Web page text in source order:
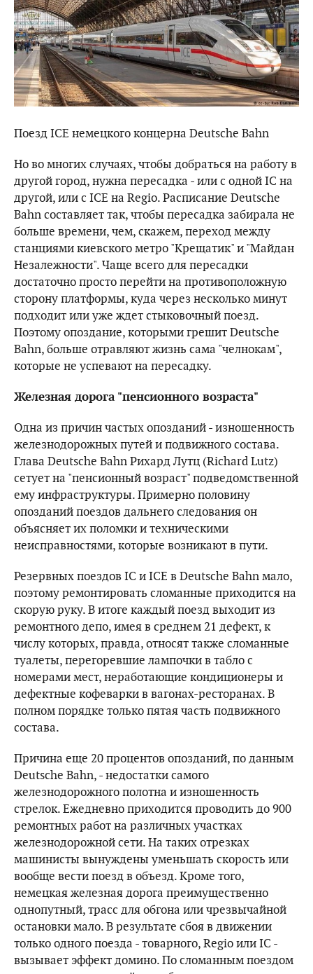
Поезд ICE немецкого концерна Deutsche Bahn
Но во многих случаях, чтобы добраться на работу в
другой город, нужна пересадка - или с одной IC на
другой, или с ICE на Regio. Расписание Deutsche
Bahn составляет так, чтобы пересадка забирала не
больше времени, чем, скажем, переход между
станциями киевского метро "Крещатик" и "Майдан
Незалежности". Чаще всего для пересадки
достаточно просто перейти на противоположную
сторону платформы, куда через несколько минут
подходит или уже ждет стыковочный поезд.
Поэтому опоздание, которыми грешит Deutsche
Bahn, больше отравляют жизнь сама "челнокам",
которые не успевают на пересадку.
Железная дорога "пенсионного возраста"
Одна из причин частых опозданий - изношенность
железнодорожных путей и подвижного состава.
Глава Deutsche Bahn Рихард Лутц (Richard Lutz)
сетует на "пенсионный возраст" подведомственной
ему инфраструктуры. Примерно половину
опозданий поездов дальнего следования он
объясняет их поломки и техническими
неисправностями, которые возникают в пути.
Резервных поездов IC и ICE в Deutsche Bahn мало,
поэтому ремонтировать сломанные приходится на
скорую руку. В итоге каждый поезд выходит из
ремонтного депо, имея в среднем 21 дефект, к
числу которых, правда, относят также сломанные
туалеты, перегоревшие лампочки в табло с
номерами мест, неработающие кондиционеры и
дефектные кофеварки в вагонах-ресторанах. В
полном порядке только пятая часть подвижного
состава.
Причина еще 20 процентов опозданий, по данным
Deutsche Bahn, - недостатки самого
железнодорожного полотна и изношенность
стрелок. Ежедневно приходится проводить до 900
ремонтных работ на различных участках
железнодорожной сети. На таких отрезках
машинисты вынуждены уменьшать скорость или
вообще вести поезд в объезд. Кроме того,
немецкая железная дорога преимущественно
однопутный, трасс для обгона или чрезвычайной
остановки мало. В результате сбоя в движении
только одного поезда - товарного, Regio или IC -
вызывает эффект домино. По сломанным поездом